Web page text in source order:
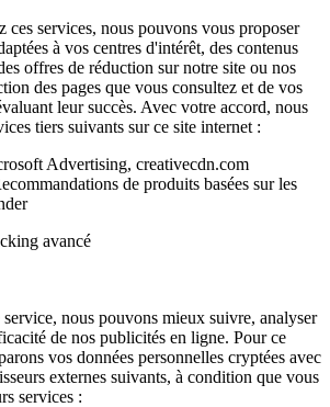
ces services, nous pouvons vous proposer
à vos centres d'intérêt, des contenus
offres de réduction sur notre site ou nos
des pages que vous consultez et de vos
leur succès. Avec votre accord, nous
tiers suivants sur ce site internet :
Advertising, creativecdn.com
de produits basées sur les
avancé
service, nous pouvons mieux suivre, analyser
de nos publicités en ligne. Pour ce
vos données personnelles cryptées avec
externes suivants, à condition que vous
services :